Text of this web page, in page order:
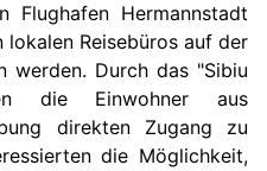
Flughafen Hermannstadt
Reisebüros auf der
werden. Durch das "Sibiu
die Einwohner aus
direkten Zugang zu
die Möglichkeit,